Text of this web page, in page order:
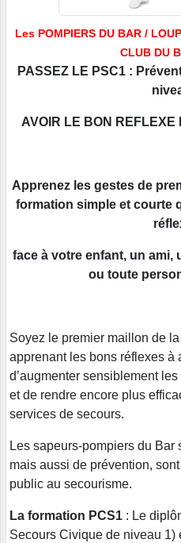
Les POMPIERS DU BAR /
CLUB DU
PASSEZ LE PSC1 :
AVOIR LE BON REFLEXE
Apprenez les gestes de
formation simple et courte
face à votre enfant, un ami,
ou toute
Soyez le premier maillon de
apprenant les bons réflexes à
d’augmenter sensiblement
et de rendre encore plus
services de secours.
Les sapeurs-pompiers du Bar
mais aussi de prévention,
public au secourisme.
La formation PCS1 : Le
Secours Civique de niveau 1)